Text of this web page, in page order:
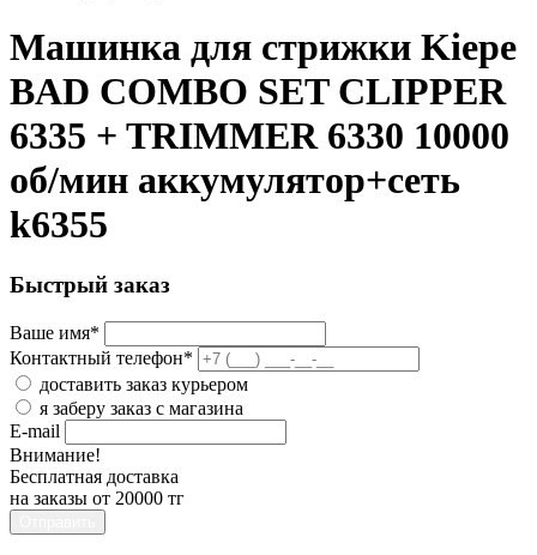
Машинка для стрижки Kiepe
BAD COMBO SET CLIPPER
6335 + TRIMMER 6330 10000
об/мин аккумулятор+сеть
k6355
Быстрый заказ
Ваше имя*
Контактный телефон*
доставить заказ курьером
я заберу заказ с магазина
E-mail
Внимание!
Бесплатная доставка
на заказы от 20000 тг